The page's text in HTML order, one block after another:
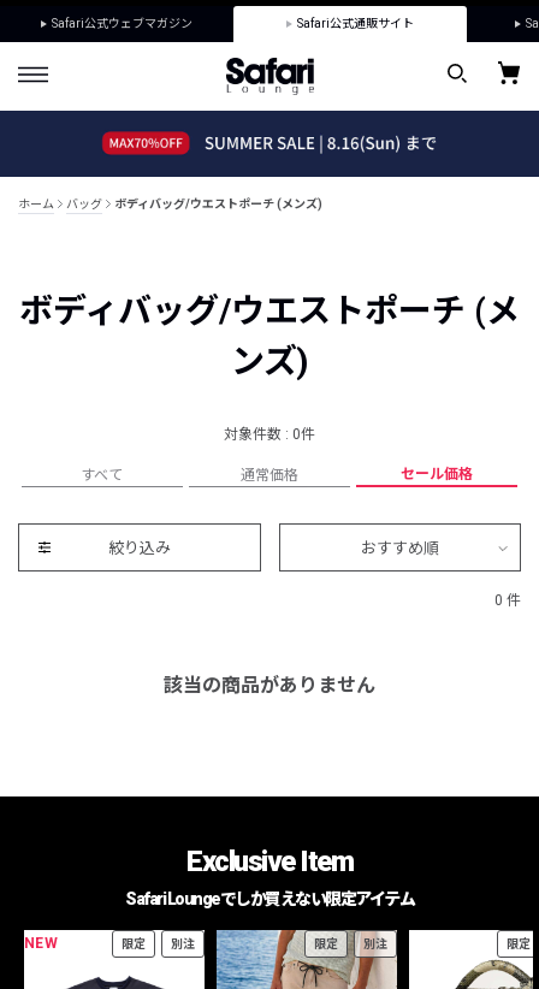
Safari公式ウェブマガジン Safari公式通販サイト
ホーム バッグ ボディバッグ/ウエストポーチ (メンズ)
ボディバッグ/ウエストポーチ (メ
ンズ)
対象件数 : 0件
すべて 通常価格 セール価格
絞り込み おすすめ順
0 件
該当の商品がありません
Exclusive Item
Safari Loungeでしか買えない限定アイテム
NEW 限定 別注 限定 別注 限定